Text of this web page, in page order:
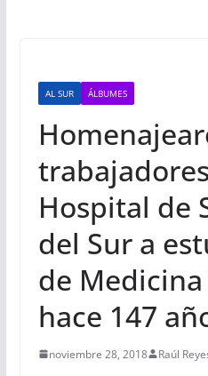
AL SUR ÁLBUMES
Hospital de
del Sur a
de
hace 147
noviembre 28, 2018 Raúl